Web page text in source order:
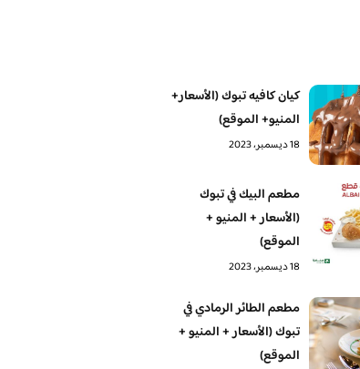
كيان كافيه تبوك (الأسعار+
المنيو+ الموقع)
18 ديسمبر، 2023
مطعم البيك في تبوك
(الأسعار + المنيو +
الموقع)
18 ديسمبر، 2023
مطعم الطائر الرمادي في
تبوك (الأسعار + المنيو +
الموقع)